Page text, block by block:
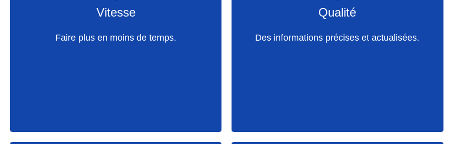
Vitesse
Faire plus en moins de temps.
Pesage, étiquetage et contrôle avec un seul
appareil
Qualité
Des informations précises et actualisées.
tarification à temps
Une offre adaptée à la demande